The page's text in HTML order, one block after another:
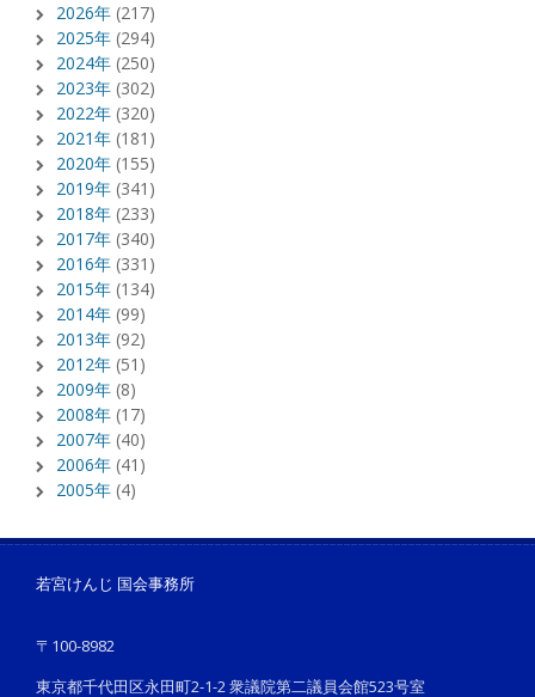
2026年 (217)
2025年 (294)
2024年 (250)
2023年 (302)
2022年 (320)
2021年 (181)
2020年 (155)
2019年 (341)
2018年 (233)
2017年 (340)
2016年 (331)
2015年 (134)
2014年 (99)
2013年 (92)
2012年 (51)
2009年 (8)
2008年 (17)
2007年 (40)
2006年 (41)
2005年 (4)
若宮けんじ 国会事務所
〒100-8982
東京都千代田区永田町2-1-2 衆議院第二議員会館523号室